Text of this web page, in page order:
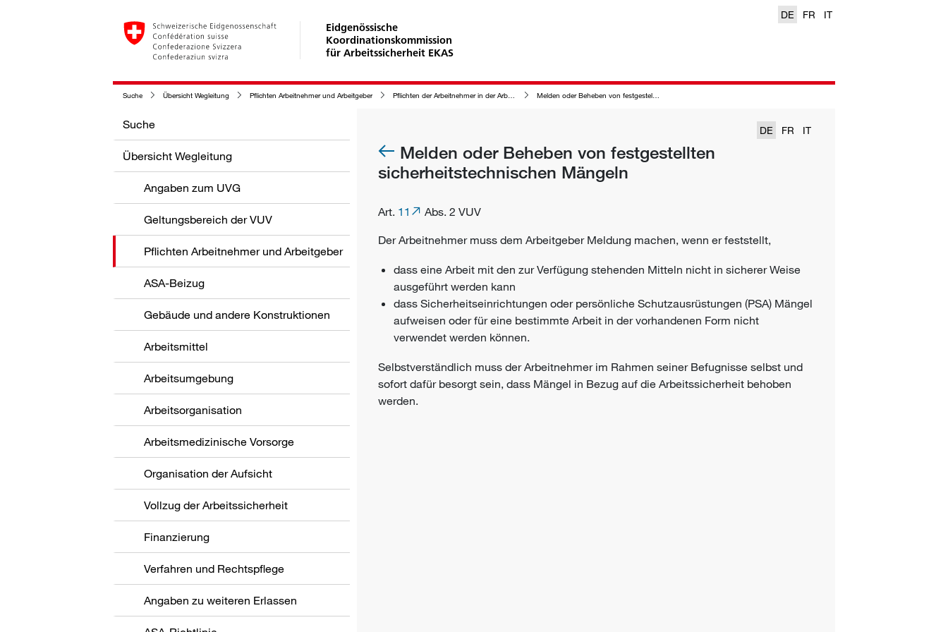
Eidgenössische
Koordinationskommission
für Arbeitssicherheit EKAS
DE FR IT
Suche Übersicht Wegleitung Pflichten Arbeitnehmer und Arbeitgeber Pflichten der Arbeitnehmer in der Arbeitssicherheit Melden oder Beheben von festgestellten sicherheitstechnischen Mängeln
Suche
Übersicht Wegleitung
Angaben zum UVG
Geltungsbereich der VUV
Pflichten Arbeitnehmer und Arbeitgeber
ASA-Beizug
Gebäude und andere Konstruktionen
Arbeitsmittel
Arbeitsumgebung
Arbeitsorganisation
Arbeitsmedizinische Vorsorge
Organisation der Aufsicht
Vollzug der Arbeitssicherheit
Finanzierung
Verfahren und Rechtspflege
Angaben zu weiteren Erlassen
DE FR IT
Melden oder Beheben von festgestellten
sicherheitstechnischen Mängeln
Art. 11
Abs. 2 VUV
DerArbeitnehmermuss dem ArbeitgeberMeldung machen, wenn er feststellt,
dass eine Arbeit mit den zur Verfügung stehenden Mitteln nicht in sicherer Weise
ausgeführt werden kann
dass Sicherheitseinrichtungen oder persönliche Schutzausrüstungen (PSA) Mängel
aufweisen oder für eine bestimmte Arbeit in der vorhandenen Form nicht
verwendet werden können.
Selbstverständlich muss der Arbeitnehmer im Rahmen seiner Befugnisse selbst und
sofort dafür besorgt sein, dass Mängel in Bezug auf die Arbeitssicherheit behoben
werden.